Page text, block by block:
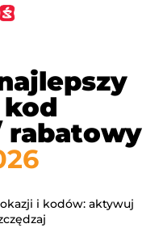
rabatowy
i kodów: aktywuj